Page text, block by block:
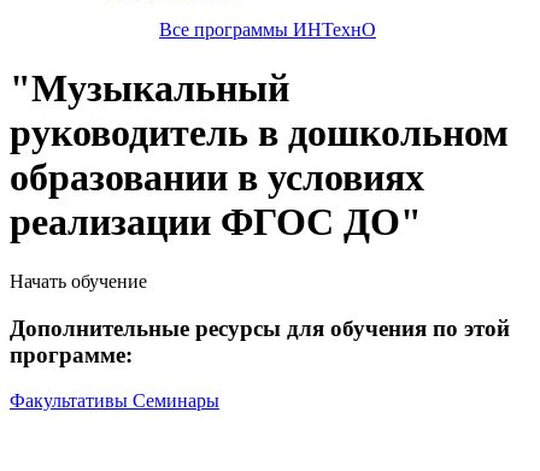
Все программы ИНТехнО
"Музыкальный
руководитель в дошкольном
образовании в условиях
реализации ФГОС ДО"
Начать обучение
Дополнительные ресурсы для обучения по этой
программе:
Факультативы Семинары